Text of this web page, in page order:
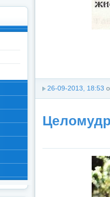
26-09-2013, 18:53